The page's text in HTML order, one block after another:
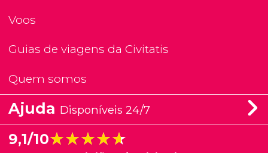
Voos
Guias de viagens da Civitatis
Quem somos
Ajuda Disponíveis 24/7
9,1/10★★★★★
★★★★★